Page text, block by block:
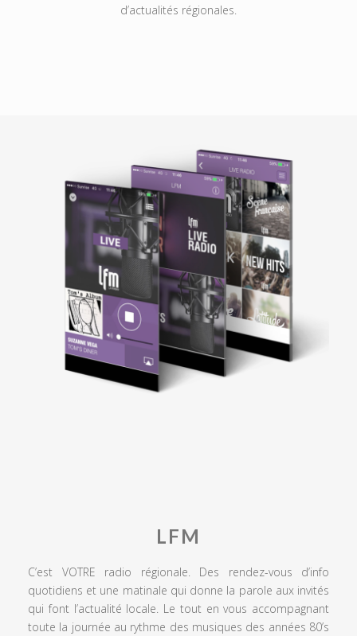
d’actualités régionales.
LFM
C’est VOTRE radio régionale. Des rendez-vous d’info
quotidiens et une matinale qui donne la parole aux invités
qui font l’actualité locale. Le tout en vous accompagnant
toute la journée au rythme des musiques des années 80’s